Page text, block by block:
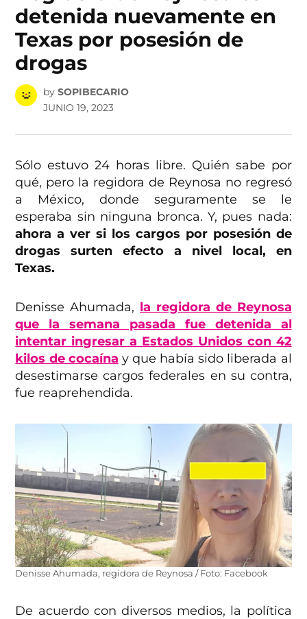
detenida nuevamente en
Texas por posesión de
drogas
by SOPIBECARIO
JUNIO 19, 2023
Sólo estuvo 24 horas libre. Quién sabe por
qué, pero la regidora de Reynosa no regresó
a México, donde seguramente se le
esperaba sin ninguna bronca. Y, pues nada:
ahora a ver si los cargos por posesión de
drogas surten efecto a nivel local, en
Texas.
Denisse Ahumada, la regidora de Reynosa
que la semana pasada fue detenida al
intentar ingresar a Estados Unidos con 42
kilos de cocaína y que había sido liberada al
desestimarse cargos federales en su contra,
fue reaprehendida.
Denisse Ahumada, regidora de Reynosa / Foto: Facebook
De acuerdo con diversos medios, la política